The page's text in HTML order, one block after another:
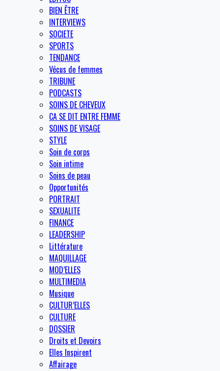
BIEN ÊTRE
INTERVIEWS
SOCIETE
SPORTS
TENDANCE
Vécus de femmes
TRIBUNE
PODCASTS
SOINS DE CHEVEUX
CA SE DIT ENTRE FEMME
SOINS DE VISAGE
STYLE
Soin de corps
Soin intime
Soins de peau
Opportunités
PORTRAIT
SEXUALITE
FINANCE
LEADERSHIP
Littérature
MAQUILLAGE
MOD’ELLES
MULTIMEDIA
Musique
CULTUR’ELLES
CULTURE
DOSSIER
Droits et Devoirs
Elles Inspirent
Affairage